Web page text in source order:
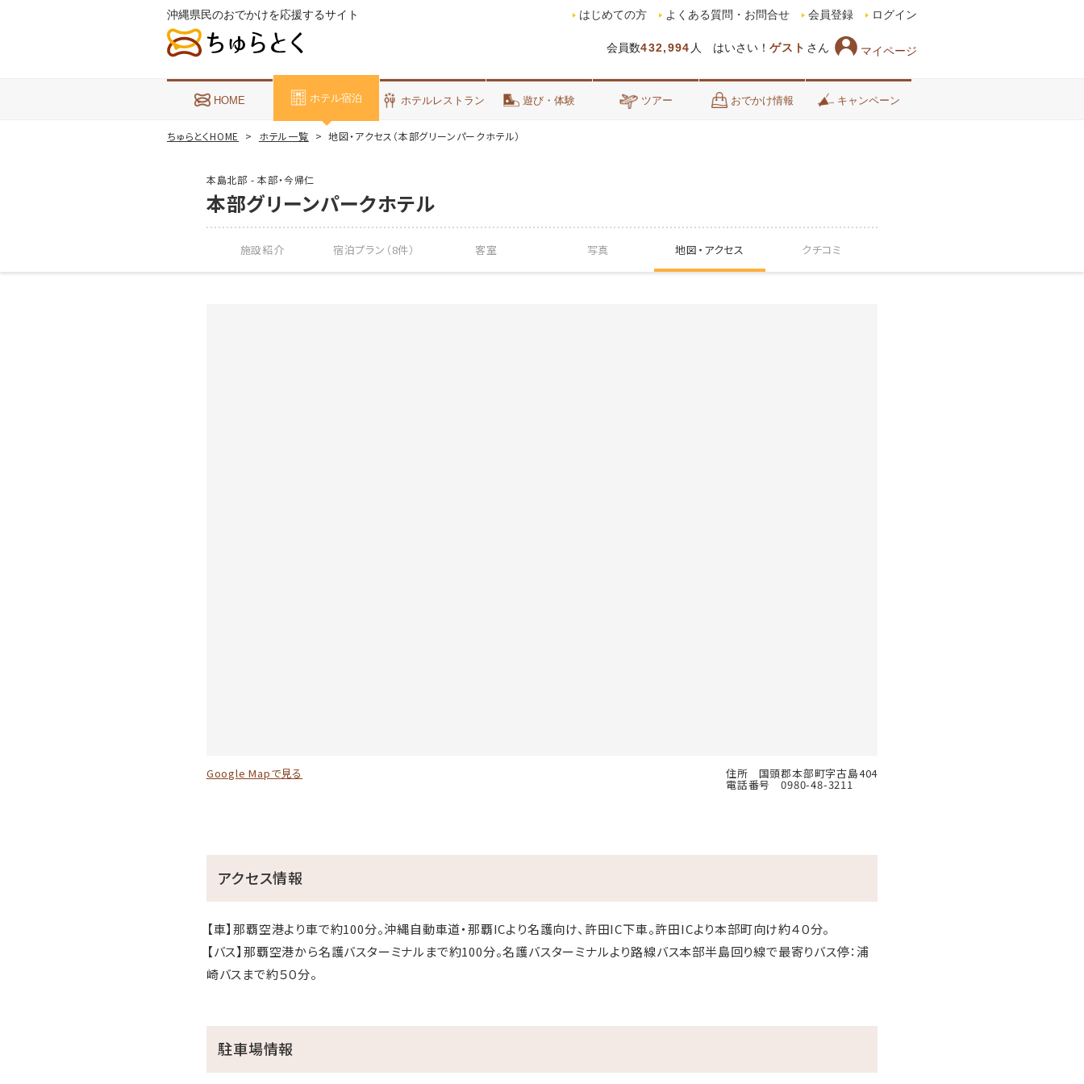
沖縄県民のおでかけを応援するサイト
会員数432,994 人 はいさい！ ゲスト さん マイページ
はじめての方 よくある質問・お問合せ 会員登録 ログイン
HOME ホテル宿泊 ホテルレストラン 遊び・体験 ツアー おでかけ情報 キャンペーン
ちゅらとくHOME ホテル一覧 地図・アクセス（本部グリーンパークホテル）
本島北部 - 本部・今帰仁
本部グリーンパークホテル
施設紹介 宿泊プラン（8件） 客室 写真 地図・ アクセス クチコミ
Google Mapで見る 住所 国頭郡本部町字古島404
電話番号 0980-48-3211
アクセス情報
【車】那覇空港より車で約100分。沖縄自動車道・那覇ICより名護向け、許田IC下車。許田ICより本部町向け約４０分。
【バス】那覇空港から名護バスターミナルまで約100分。名護バスターミナルより路線バス本部半島回り線で最寄りバス停：浦
崎バスまで約５０分。
駐車場情報